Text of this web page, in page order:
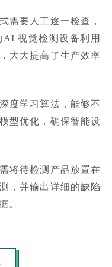
需要人工逐一检查，
视觉检测设备利用
大大提高了生产效率
度学习算法，能够不
型优化，确保智能设
将待检测产品放置在
，并输出详细的缺陷
。